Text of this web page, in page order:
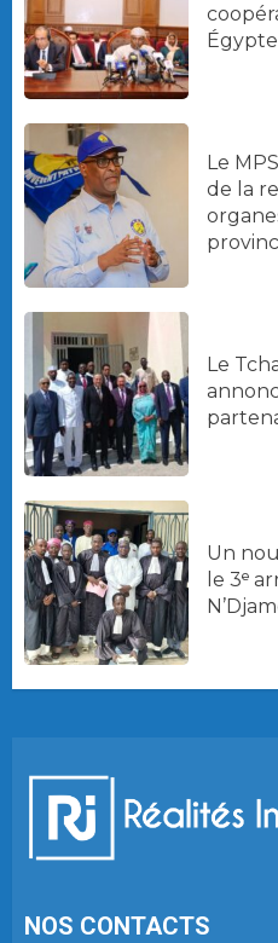
Le
de la
Le
Un
le 3ᵉ
NOS CONTACTS